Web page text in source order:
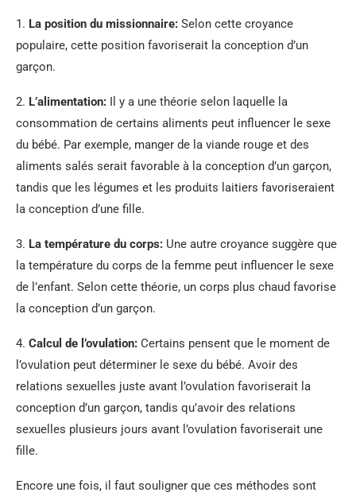
1. La position du missionnaire: Selon cette croyance
populaire, cette position favoriserait la conception d’un
garçon.
2. L’alimentation: Il y a une théorie selon laquelle la
consommation de certains aliments peut influencer le sexe
du bébé. Par exemple, manger de la viande rouge et des
aliments salés serait favorable à la conception d’un garçon,
tandis que les légumes et les produits laitiers favoriseraient
la conception d’une fille.
3. La température du corps: Une autre croyance suggère que
la température du corps de la femme peut influencer le sexe
de l’enfant. Selon cette théorie, un corps plus chaud favorise
la conception d’un garçon.
4. Calcul de l’ovulation: Certains pensent que le moment de
l’ovulation peut déterminer le sexe du bébé. Avoir des
relations sexuelles juste avant l’ovulation favoriserait la
conception d’un garçon, tandis qu’avoir des relations
sexuelles plusieurs jours avant l’ovulation favoriserait une
fille.
Encore une fois, il faut souligner que ces méthodes sont